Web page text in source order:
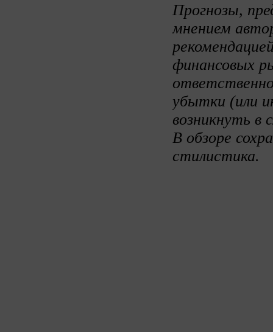
Прогнозы,
мнением
финансовых
убытки (или
возникнуть в
В обзоре
стилистика.